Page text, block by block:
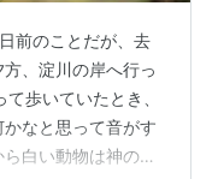
前のことだが、去
、淀川の岸へ行っ
歩いていたとき、
なと思って音がす
白い動物は神の使